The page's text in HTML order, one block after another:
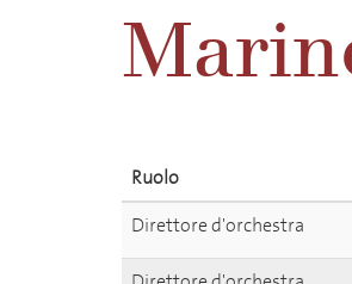
Ruolo
Direttore d'orchestra